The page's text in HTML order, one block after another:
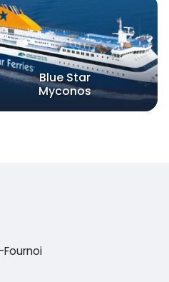
Blue Star
Myconos